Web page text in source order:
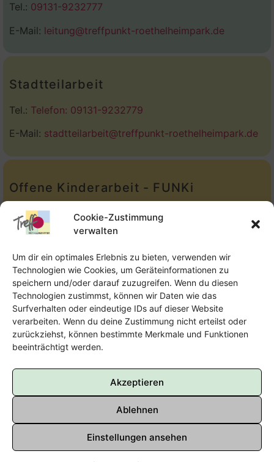
Cookie-Zustimmung
verwalten
Um dir ein optimales Erlebnis zu bieten, verwenden wir
Technologien wie Cookies, um Geräteinformationen zu
speichern und/oder darauf zuzugreifen. Wenn du diesen
Technologien zustimmst, können wir Daten wie das
Surfverhalten oder eindeutige IDs auf dieser Website
verarbeiten. Wenn du deine Zustimmung nicht erteilst oder
zurückziehst, können bestimmte Merkmale und Funktionen
beeinträchtigt werden.
Akzeptieren
Ablehnen
Einstellungen ansehen
Tel.: 09131-9232777
E-Mail: leitung@treffpunkt-roethelheimpark.de
Stadtteilarbeit
Tel.: Telefon: 09131-9232779
E-Mail: stadtteilarbeit@treffpunkt-roethelheimpark.de
Offene Kinderarbeit - FUNKi
Tel.:Telefon: 09131-610749
E-Mail:oka@treffpunkt-roethelheimpark.de
Offene Jugendarbeit - Easthouse
Tel:
09131–302259
E-Mail:oja@treffpunkt-roethelheimpark.de